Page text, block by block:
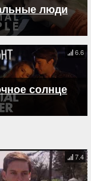
люди
солнце
6.6
7.4